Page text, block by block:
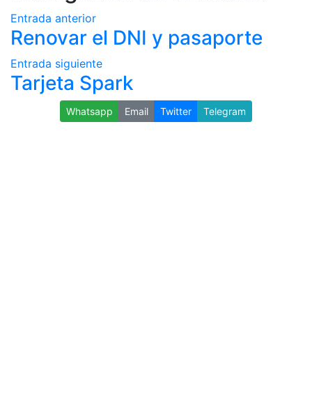
Entrada anterior
Renovar el DNI y pasaporte
Entrada siguiente
Tarjeta Spark
Whatsapp Email Twitter Telegram